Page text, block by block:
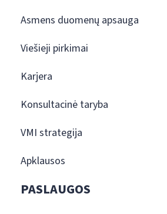
Asmens duomenų apsauga
Viešieji pirkimai
Karjera
Konsultacinė taryba
VMI strategija
Apklausos
PASLAUGOS